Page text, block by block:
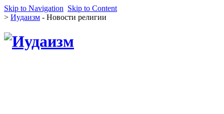
Skip to Navigation Skip to Content
> Иудаизм - Новости религии